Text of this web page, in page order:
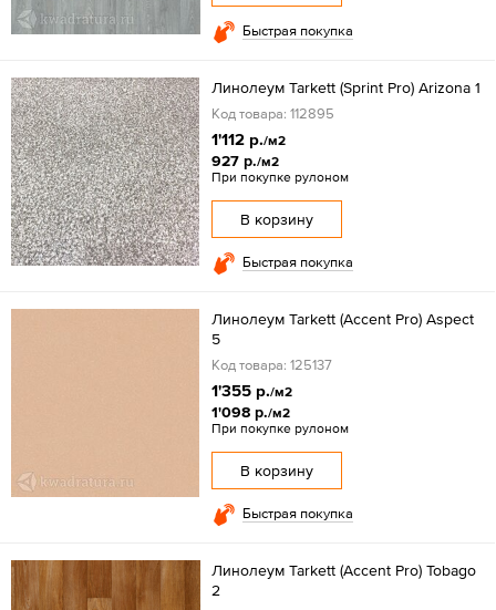
Быстрая покупка
Линолеум Tarkett (Sprint Pro) Arizona 1
Код товара: 112895
1'112 р./м2
927 р./м2
При покупке рулоном
В корзину
Быстрая покупка
Линолеум Tarkett (Accent Pro) Aspect
5
Код товара: 125137
1'355 р./м2
1'098 р./м2
При покупке рулоном
В корзину
Быстрая покупка
Линолеум Tarkett (Accent Pro) Tobago
2